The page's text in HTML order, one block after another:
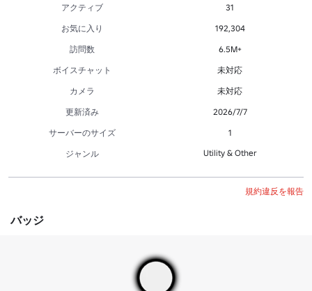
アクティブ
31
お気に入り
192,304
訪問数
6.5M+
ボイスチャット
未対応
カメラ
未対応
更新済み
2026/7/7
サーバーのサイズ
1
ジャンル
Utility & Other
規約違反を報告
バッジ